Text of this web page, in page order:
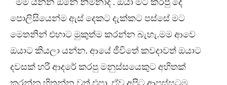
පොලිසියෙන්ම ඇස් දෙකට දැක්කට පස්සේ මට
මෙතනින් එහාට මුකුත්ම කරන්න බැහැ.මම ආවෙ
ඔයාට කියලා යන්න. ආයේ ජීවිතේ කවදාවත් ඔයාට
දවසක් හරි ආදරේ කරපු මනුස්සයෙකුට අහිතක්